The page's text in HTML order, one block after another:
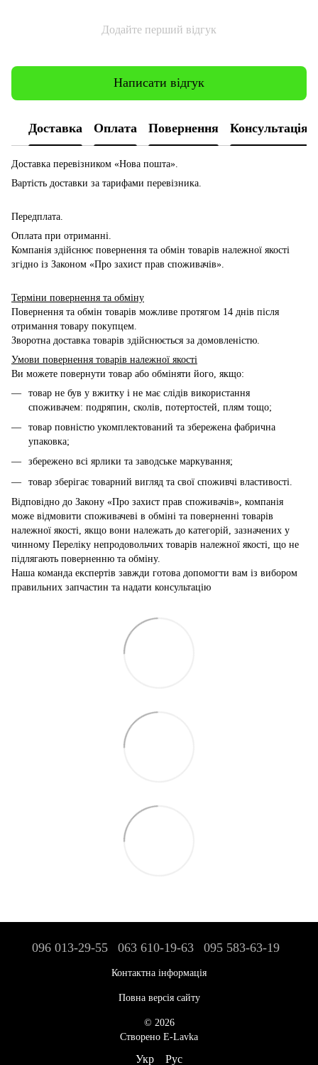
Додайте перший відгук
Написати відгук
Доставка Оплата Повернення Консультація
Доставка перевізником «Нова пошта».
Вартість доставки за тарифами перевізника.
Передплата.
Оплата при отриманні.
Компанія здійснює повернення та обмін товарів належної якості
згідно із Законом «Про захист прав споживачів».
Терміни повернення та обміну
Повернення та обмін товарів можливе протягом 14 днів після
отримання товару покупцем.
Зворотна доставка товарів здійснюється за домовленістю.
Умови повернення товарів належної якості
Ви можете повернути товар або обміняти його, якщо:
товар не був у вжитку і не має слідів використання
споживачем: подряпин, сколів, потертостей, плям тощо;
товар повністю укомплектований та збережена фабрична
упаковка;
збережено всі ярлики та заводське маркування;
товар зберігає товарний вигляд та свої споживчі властивості.
Відповідно до Закону «Про захист прав споживачів», компанія
може відмовити споживачеві в обміні та поверненні товарів
належної якості, якщо вони належать до категорій, зазначених у
чинному Переліку непродовольчих товарів належної якості, що не
підлягають поверненню та обміну.
Наша команда експертів завжди готова допомогти вам із вибором
правильних запчастин та надати консультацію
096 013-29-55 063 610-19-63 095 583-63-19
Контактна інформація
Повна версія сайту
© 2026
Створено E-Lavka
Укр Рус